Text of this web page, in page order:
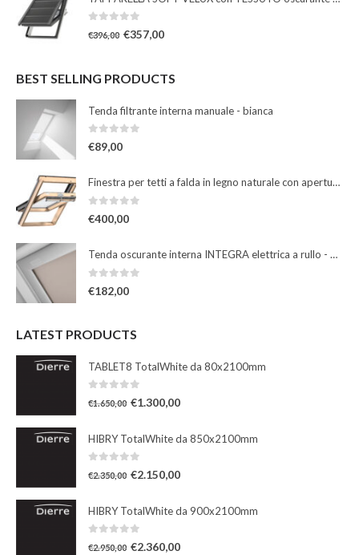
€396,00 €357,00
BEST SELLING PRODUCTS
Tenda filtrante interna manuale - bianca
0Su 5
€89,00
Finestra per tetti a falda in legno naturale con apertura a bilico manuale
0Su 5
€400,00
Tenda oscurante interna INTEGRA elettrica a rullo - beige
€182,00
LATEST PRODUCTS
TABLET8 TotalWhite da 80x2100mm
€1.650,00 €1.300,00
HIBRY TotalWhite da 850x2100mm
€2.350,00 €2.150,00
HIBRY TotalWhite da 900x2100mm
€2.950,00 €2.360,00